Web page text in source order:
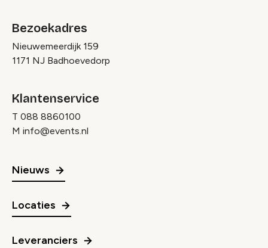
Bezoekadres
Nieuwemeerdijk 159
1171 NJ Badhoevedorp
Klantenservice
T 088 8860100
M info@events.nl
Nieuws
Locaties
Leveranciers